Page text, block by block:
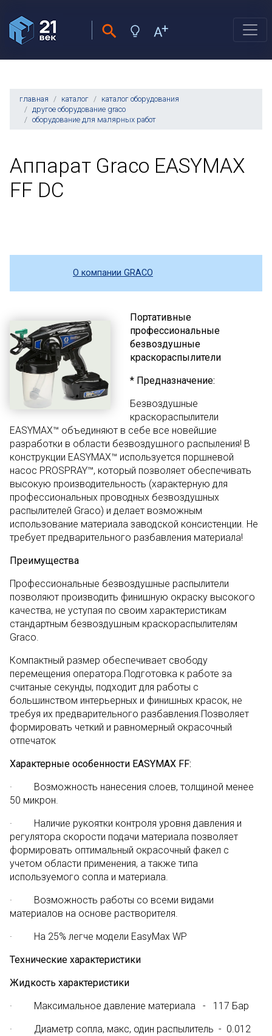
главная каталог
каталог оборудования
другое оборудование graco
оборудование для малярных работ
Аппарат Graco EASYMAX
FF DC
О компании GRACO
Портативные
профессиональные
безвоздушные
краскораспылители
* Предназначение:
Безвоздушные
краскораспылители
EASYMAX™ объединяют в себе все новейшие
разработки в области безвоздушного распыления! В
конструкции EASYMAX™ используется поршневой
насос PROSPRAY™, который позволяет обеспечивать
высокую производительность (характерную для
профессиональных проводных безвоздушных
распылителей Graco) и делает возможным
использование материала заводской консистенции. Не
требует предварительного разбавления материала!
Преимущества
Профессиональные безвоздушные распылители
позволяют производить финишную окраску высокого
качества, не уступая по своим характеристикам
стандартным безвоздушным краскораспылителям
Graco.
Компактный размер обеспечивает свободу
перемещения оператора.Подготовка к работе за
считаные секунды, подходит для работы с
большинством интерьерных и финишных красок, не
требуя их предварительного разбавления.Позволяет
формировать четкий и равномерный окрасочный
отпечаток
Характерные особенности EASYMAX FF:
· Возможность нанесения слоев, толщиной менее
50 микрон.
· Наличие рукоятки контроля уровня давления и
регулятора скорости подачи материала позволяет
формировать оптимальный окрасочный факел с
учетом области применения, а также типа
используемого сопла и материала.
· Возможность работы со всеми видами
материалов на основе растворителя.
· На 25% легче модели EasyMax WP
Технические характеристики
Жидкость характеристики
· Максимальное давление материала - 117 Бар
· Диаметр сопла, макс, один распылитель - 0.012